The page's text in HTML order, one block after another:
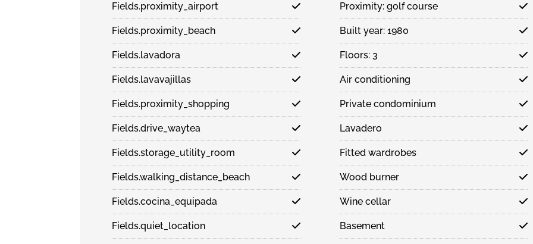
Fields.proximity_airport
Fields.proximity_beach
Fields.lavadora
Fields.lavavajillas
Fields.proximity_shopping
Fields.drive_waytea
Fields.storage_utility_room
Fields.walking_distance_beach
Fields.cocina_equipada
Fields.quiet_location
Proximity: golf course
Built year: 1980
Floors: 3
Air conditioning
Private condominium
Lavadero
Fitted wardrobes
Wood burner
Wine cellar
Basement